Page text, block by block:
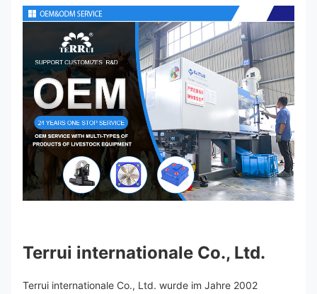
Terrui internationale Co., Ltd.
Terrui internationale Co., Ltd. wurde im Jahre 2002